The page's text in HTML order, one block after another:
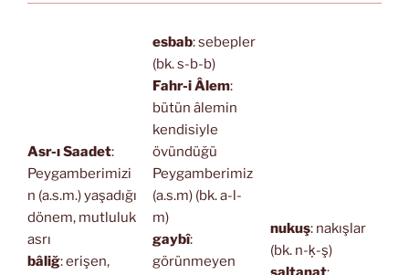
Asr-ı Saadet:
Peygamberimizi
n (a.s.m.) yaşadığı
dönem, mutluluk
asrı
bâliğ: erişen,
esbab: sebepler
(bk. s-b-b)
Fahr-i Âlem:
bütün âlemin
kendisiyle
övündüğü
Peygamberimiz
(a.s.m) (bk. a-l-
m)
gaybî:
görünmeyen
nukuş: nakışlar
(bk. n-ḳ-ş)